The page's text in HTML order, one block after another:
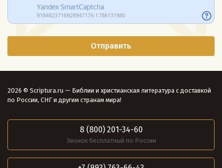
2026 © Scriptura.ru — Библии и христианская литература с доставкой
по России, СНГ и другим странам мира!
8 (800) 201-34-60
Звонок бесплатный по России